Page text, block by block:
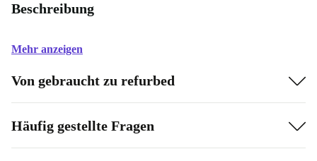
Beschreibung
Mehr anzeigen
Von gebraucht zu refurbed
Häufig gestellte Fragen